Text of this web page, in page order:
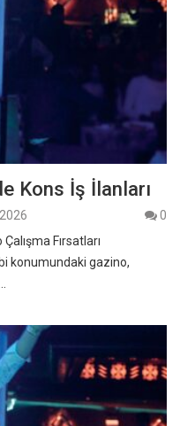
Kons İş İlanları
0
Fırsatları
konumundaki gazino,